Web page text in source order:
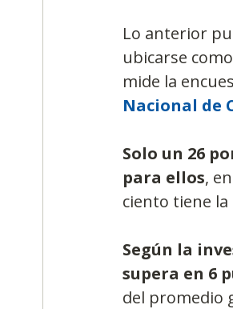
Lo anterior
ubicarse
mide la
Nacional de
Solo un 26
para ellos,
ciento tiene la
Según la
supera en 6
del promedio